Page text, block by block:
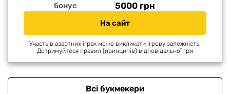
бонус 5000 грн
На сайт
Участь в азартних іграх може викликати ігрову залежність.
Дотримуйтеся правил (принципів) відповідальної гри
Всі букмекери